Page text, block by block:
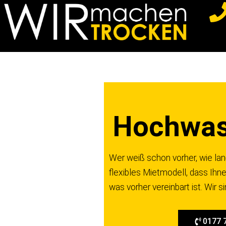
Z
Wer weiß schon vorher, wie
flexibles Mietmodell, dass
was vorher vereinbart ist. Wir
0177